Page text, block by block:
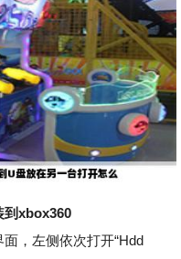
到xbox360
，左侧依次打开“Hdd